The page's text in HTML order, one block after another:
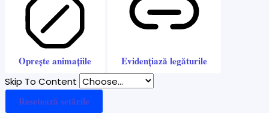
Oprește animațiile Evidențiază legăturile
Skip To Content
Resetează setările